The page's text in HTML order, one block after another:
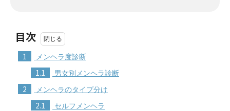
目次
1 メンヘラ度診断
1.1 男女別メンヘラ診断
2 メンヘラのタイプ分け
2.1 セルフメンヘラ